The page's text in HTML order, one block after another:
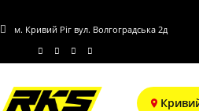
м. Кривий Ріг вул. Волгоградська 2д